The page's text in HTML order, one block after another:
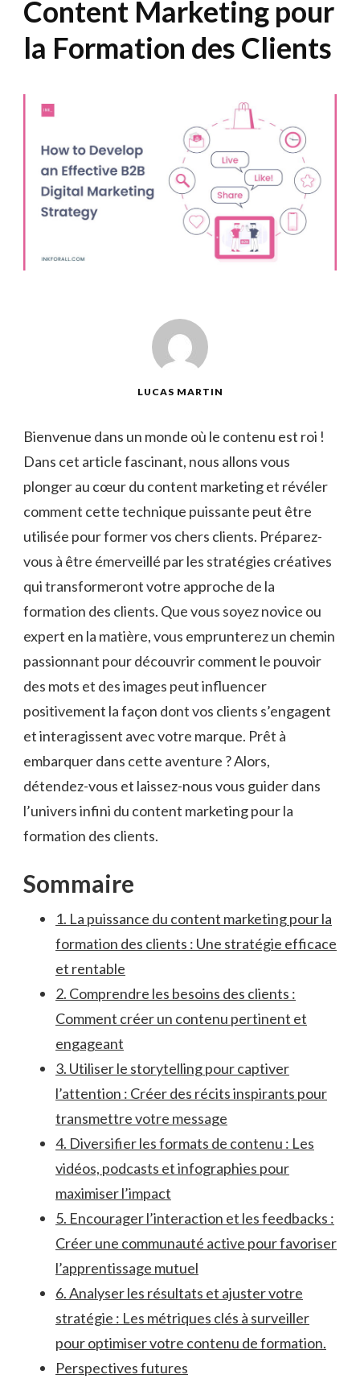
Content Marketing pour
la Formation des Clients
LUCAS MARTIN
Bienvenue dans un monde où le contenu est roi !
Dans cet⁢ article fascinant,⁤ nous allons vous
plonger ⁤au ‌cœur du content marketing et révéler
comment cette technique⁣ puissante peut ⁣être
utilisée pour ​former vos chers clients. Préparez-
vous‍ à être émerveillé par les stratégies créatives
⁣qui transformeront votre approche de la
formation des clients. Que vous soyez novice ou
expert en la matière, vous ⁤emprunterez un chemin⁤
passionnant pour découvrir comment​ le pouvoir
des mots et des images peut influencer
positivement la façon dont ‌vos clients⁣ s’engagent
et interagissent avec votre marque. Prêt​ à
‌embarquer dans cette aventure ? Alors,
détendez-vous et laissez-nous vous guider dans
l’univers ‌infini⁣ du content marketing pour la
formation des clients.
Sommaire
1. La puissance du​ content ⁤marketing pour⁤ la‌
formation ​des clients : Une stratégie efficace⁤
et ⁣rentable
2. Comprendre les besoins des clients :
Comment créer un⁣ contenu pertinent et
engageant
3. Utiliser le storytelling pour captiver
⁣l’attention :​ Créer des récits inspirants ⁢pour
transmettre votre message
4. Diversifier les formats‍ de contenu : Les⁢
vidéos, podcasts et infographies pour
maximiser l’impact
5. Encourager l’interaction et les‍ feedbacks⁣ :
Créer une communauté active pour ⁤favoriser
l’apprentissage mutuel
6. Analyser les résultats et ajuster votre
stratégie : Les ​métriques​ clés à surveiller
pour optimiser votre contenu‌ de formation.
Perspectives futures